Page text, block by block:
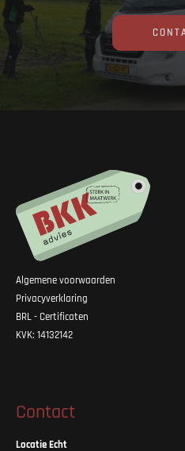
Algemene voorwaarden
Privacyverklaring
BRL - Certificaten
KVK: 14132142
Contact
Locatie Echt